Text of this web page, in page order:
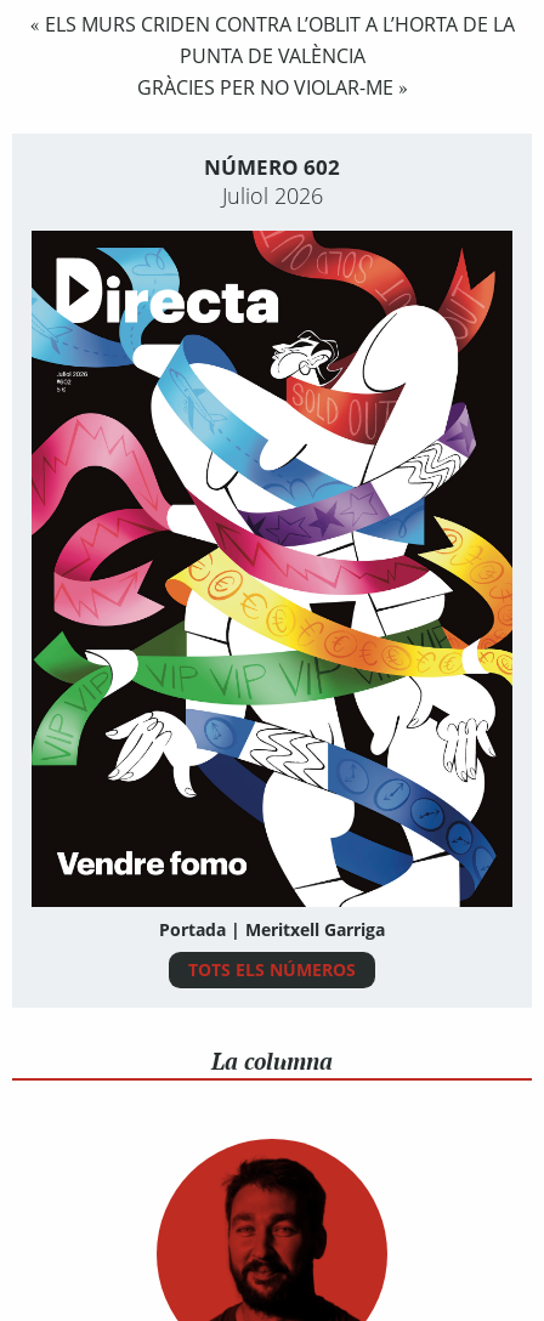
« ELS MURS CRIDEN CONTRA L’OBLIT A L’HORTA DE LA
PUNTA DE VALÈNCIA
GRÀCIES PER NO VIOLAR-ME »
NÚMERO 602
Juliol 2026
Portada | Meritxell Garriga
TOTS ELS NÚMEROS
La columna